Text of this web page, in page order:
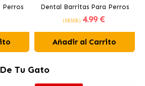
Perros
Dental Barritas Para Perros
Grandes +25 kg
(DESDE) 4.99 €
Añadir al Carrito
Tu Gato